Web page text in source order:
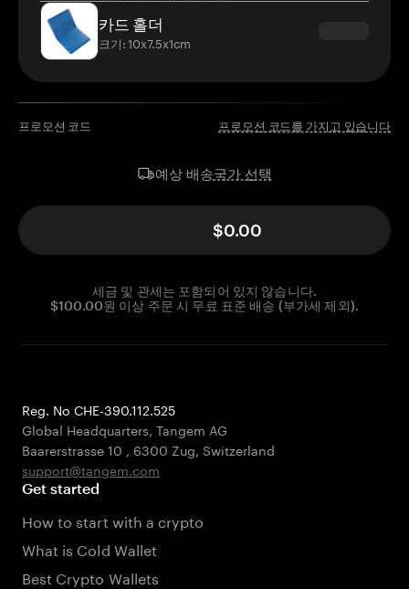
카드 홀더
크기: 10x7.5x1cm
프로모션 코드 프로모션 코드를 가지고 있습니다
예상 배송국가 선택
$0.00
세금 및 관세는 포함되어 있지 않습니다.
$100.00원 이상 주문 시 무료 표준 배송 (부가세 제외).
Reg. No CHE-390.112.525
Global Headquarters, Tangem AG
Baarerstrasse 10 , 6300 Zug, Switzerland
support@tangem.com
Get started
How to start with a crypto
What is Cold Wallet
Best Crypto Wallets